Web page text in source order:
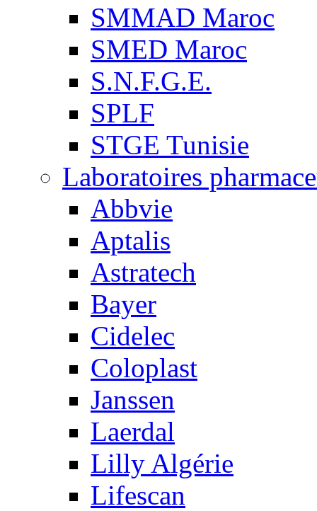
SMMAD Maroc
SMED Maroc
S.N.F.G.E.
SPLF
STGE Tunisie
Laboratoires
Abbvie
Aptalis
Astratech
Bayer
Cidelec
Coloplast
Janssen
Laerdal
Lilly Algérie
Lifescan